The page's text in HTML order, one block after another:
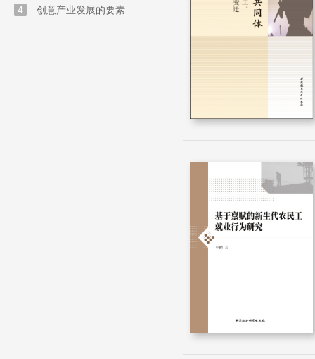
4 创意产业发展的要素禀赋和市...